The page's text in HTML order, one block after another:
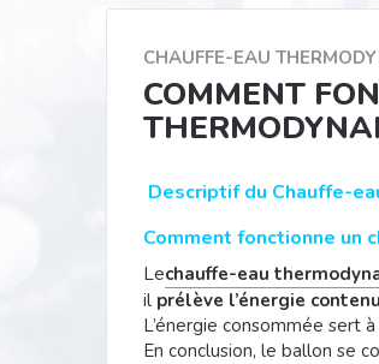
CHAUFFE-EAU
COMMENT
Descriptif du Chauffe-
Comment fonctionne un
Lechauffe-eau
il prélève l’énergie
L’énergie consommée sert
En conclusion, le ballon se